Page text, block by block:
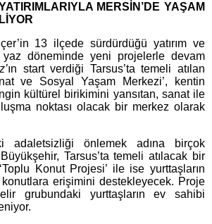
MERSİN’DE YAŞAM
13 ilçede sürdürdüğü yatırım ve
yaz döneminde yeni projelerle devam
ın start verdiği Tarsus’ta temeli atılan
ve Sosyal Yaşam Merkezi’, kentin
kültürel birikimini yansıtan, sanat ile
noktası olacak bir merkez olarak
adaletsizliği önlemek adına birçok
Tarsus’ta temeli atılacak bir
Konut Projesi’ ile ise yurttaşların
erişimini destekleyecek. Proje
grubundaki yurttaşların ev sahibi